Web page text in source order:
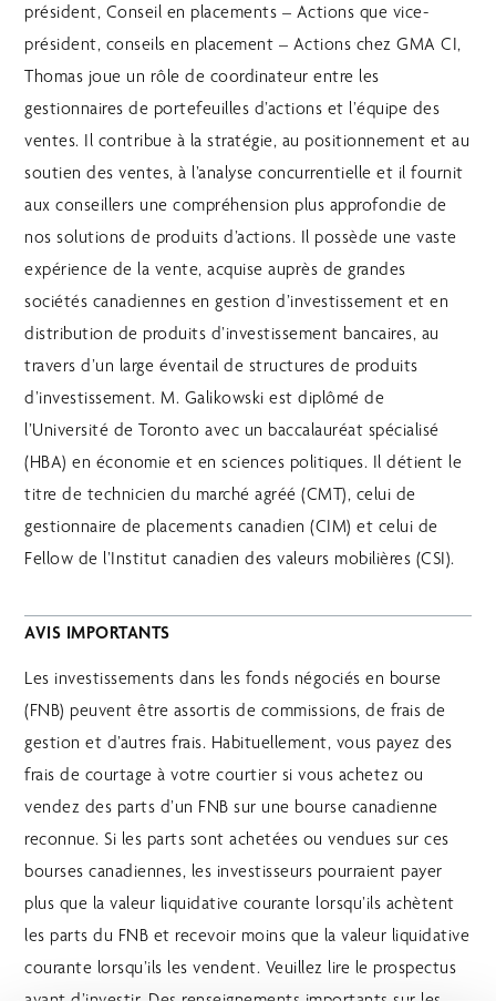
président, Conseil en placements – Actions que vice-
président, conseils en placement – Actions chez GMA CI,
Thomas joue un rôle de coordinateur entre les
gestionnaires de portefeuilles d’actions et l’équipe des
ventes. Il contribue à la stratégie, au positionnement et au
soutien des ventes, à l’analyse concurrentielle et il fournit
aux conseillers une compréhension plus approfondie de
nos solutions de produits d’actions. Il possède une vaste
expérience de la vente, acquise auprès de grandes
sociétés canadiennes en gestion d’investissement et en
distribution de produits d’investissement bancaires, au
travers d’un large éventail de structures de produits
d’investissement. M. Galikowski est diplômé de
l’Université de Toronto avec un baccalauréat spécialisé
(HBA) en économie et en sciences politiques. Il détient le
titre de technicien du marché agréé (CMT), celui de
gestionnaire de placements canadien (CIM) et celui de
Fellow de l’Institut canadien des valeurs mobilières (CSI).
AVIS IMPORTANTS
Les investissements dans les fonds négociés en bourse
(FNB) peuvent être assortis de commissions, de frais de
gestion et d’autres frais. Habituellement, vous payez des
frais de courtage à votre courtier si vous achetez ou
vendez des parts d’un FNB sur une bourse canadienne
reconnue. Si les parts sont achetées ou vendues sur ces
bourses canadiennes, les investisseurs pourraient payer
plus que la valeur liquidative courante lorsqu’ils achètent
les parts du FNB et recevoir moins que la valeur liquidative
courante lorsqu’ils les vendent. Veuillez lire le prospectus